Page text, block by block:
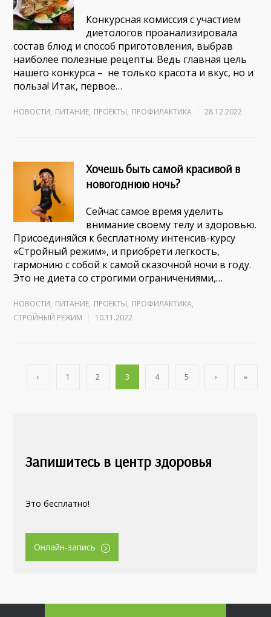
Конкурсная комиссия с участием
диетологов проанализировала
состав блюд и способ приготовления, выбрав
наиболее полезные рецепты. Ведь главная цель
нашего конкурса – не только красота и вкус, но и
польза! Итак, первое…
НОВОСТИ, ПИТАНИЕ, ПРОЕКТЫ, ПРОФИЛАКТИКА 28.12.2022
Хочешь быть самой красивой в
новогоднюю ночь?
Сейчас самое время уделить
внимание своему телу и здоровью.
Присоединяйся к бесплатному интенсив-курсу
«Стройный режим», и приобрети легкость,
гармонию с собой к самой сказочной ночи в году.
Это не диета со строгими ограничениями,…
НОВОСТИ, ПИТАНИЕ, ПРОЕКТЫ, ПРОФИЛАКТИКА,
СТРОЙНЫЙ РЕЖИМ
10.11.2022
‹ 1 2 3 4 5 › »
Запишитесь в центр здоровья
Это бесплатно!
Онлайн-запись